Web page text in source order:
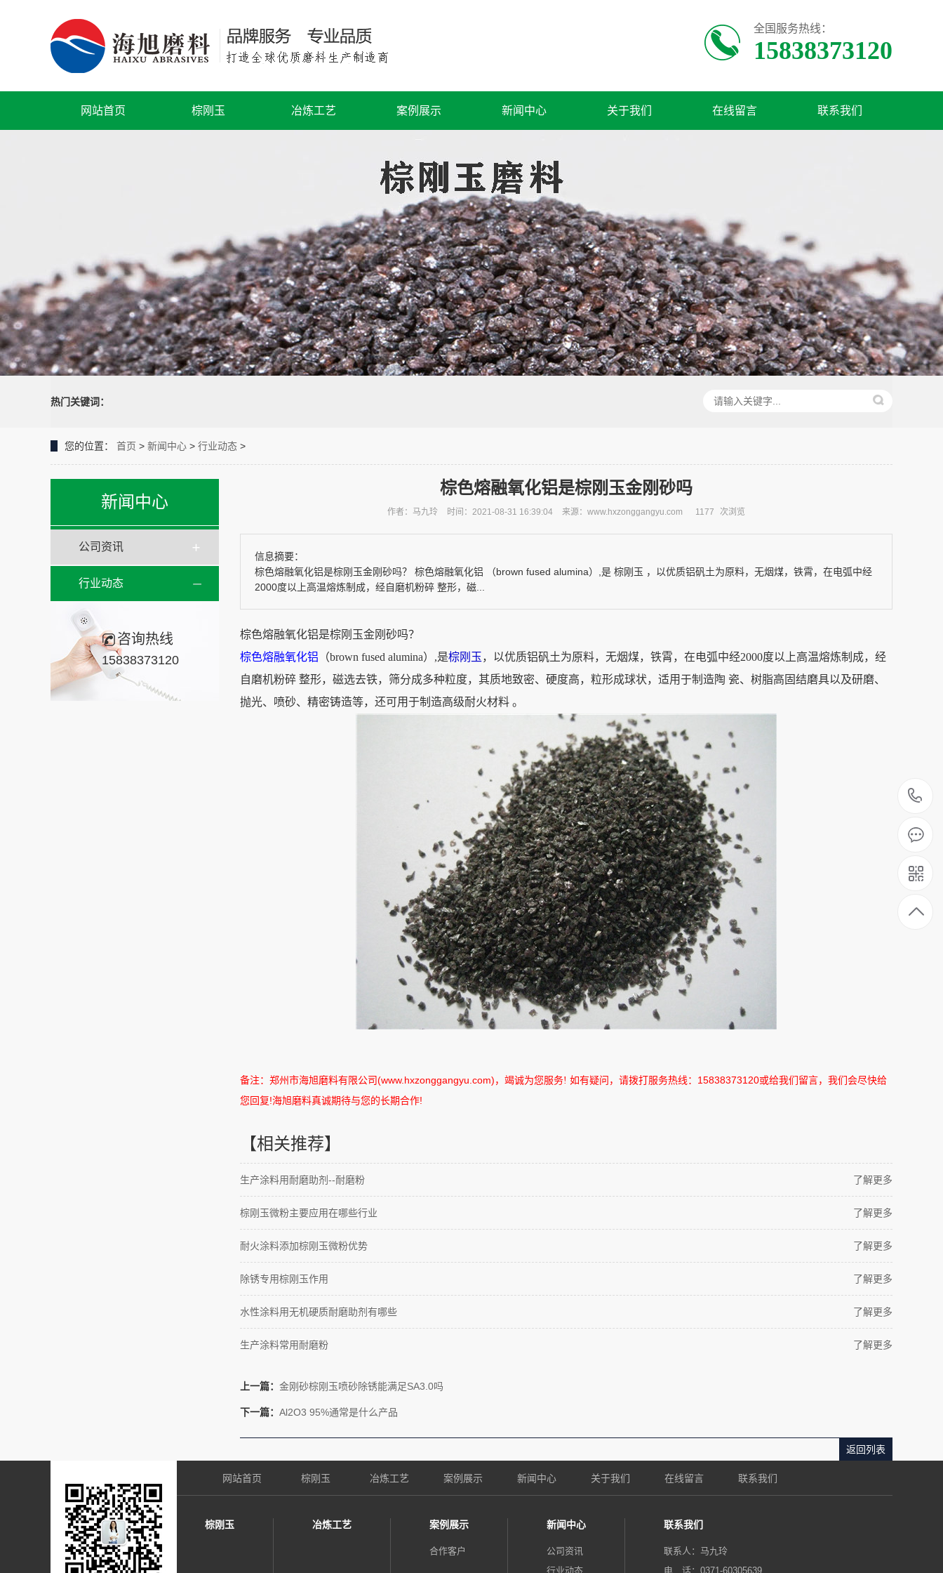
全国服务热线：
15838373120
网站首页 棕刚玉 冶炼工艺 案例展示 新闻中心 关于我们 在线留言 联系我们
热门关键词：
您的位置： 首页 > 新闻中心 > 行业动态 >
新闻中心
公司资讯
行业动态
咨询热线
15838373120
棕色熔融氧化铝是棕刚玉金刚砂吗
作者：马九玲 时间：2021-08-31 16:39:04 来源：www.hxzonggangyu.com 1177 次浏览
信息摘要：
棕色熔融氧化铝是棕刚玉金刚砂吗？ 棕色熔融氧化铝 （brown fused alumina）,是 棕刚玉 ，以优质铝矾土为原料，无烟煤，铁霄，在电弧中经
2000度以上高温熔炼制成，经自磨机粉碎 整形，磁...
棕色熔融氧化铝是棕刚玉金刚砂吗？
棕色熔融氧化铝 （brown fused alumina）,是棕刚玉 ，以优质铝矾土为原料，无烟煤，铁霄，在电弧中经2000度以上高温熔炼制成，经
自磨机粉碎 整形，磁选去铁，筛分成多种粒度，其质地致密、硬度高，粒形成球状，适用于制造陶 瓷、树脂高固结磨具以及研磨、
抛光、喷砂、精密铸造等，还可用于制造高级耐火材料 。
备注：郑州市海旭磨料有限公司(www.hxzonggangyu.com)，竭诚为您服务! 如有疑问，请拨打服务热线： 15838373120或给我们留言，我们会尽快给
您回复!海旭磨料真诚期待与您的长期合作!
【相关推荐】
了解更多
生产涂料用耐磨助剂--耐磨粉
了解更多
棕刚玉微粉主要应用在哪些行业
了解更多
耐火涂料添加棕刚玉微粉优势
了解更多
除锈专用棕刚玉作用
了解更多
水性涂料用无机硬质耐磨助剂有哪些
了解更多
生产涂料常用耐磨粉
上一篇： 金刚砂棕刚玉喷砂除锈能满足SA3.0吗
下一篇： Al2O3 95%通常是什么产品
返回列表
网站首页 棕刚玉 冶炼工艺 案例展示 新闻中心 关于我们 在线留言 联系我们
棕刚玉 冶炼工艺 案例展示
合作客户
新闻中心
公司资讯
行业动态
联系我们
联系人：马九玲
电 话：0371-60305639